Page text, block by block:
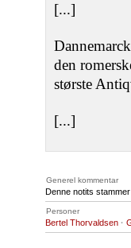
[...]
den
største
[...]
Generel kommentar
Denne notits
Personer
Bertel Thorvaldsen ·